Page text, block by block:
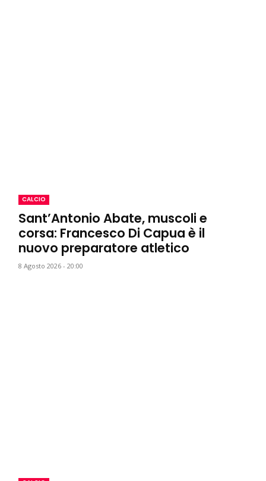
CALCIO
Sant’Antonio Abate, muscoli e
corsa: Francesco Di Capua è il
nuovo preparatore atletico
8 Agosto 2026 - 20:00